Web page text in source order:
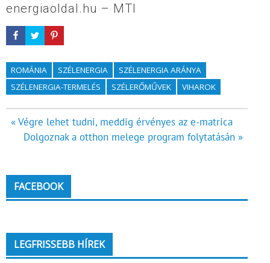
energiaoldal.hu – MTI
ROMÁNIA SZÉLENERGIA
SZÉLENERGIA ARÁNYA
SZÉLENERGIA-TERMELÉS
SZÉLERŐMŰVEK VIHAROK
Bejegyzés
navigáció
« Végre lehet tudni, meddig érvényes az e-matrica
Dolgoznak a otthon melege program folytatásán »
FACEBOOK
LEGFRISSEBB HÍREK